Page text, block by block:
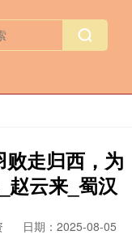
走归西，为
赵云来_蜀汉
日期：2025-08-05